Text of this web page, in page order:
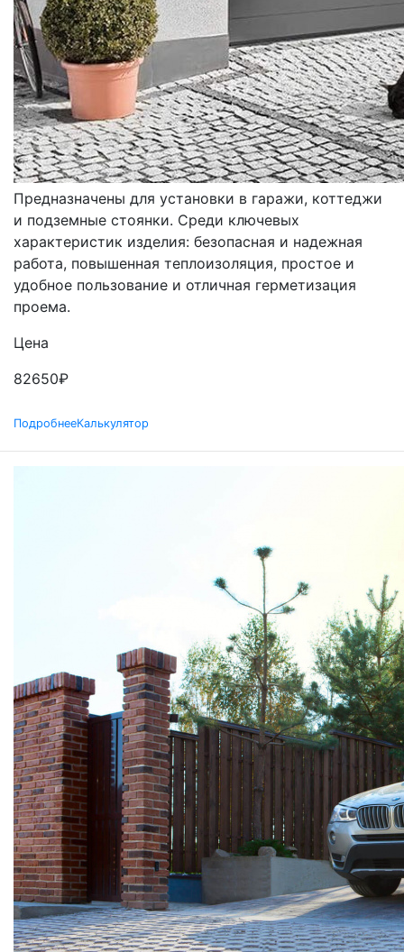
ВОРОТА
ГАРАЖНЫЕ
Предназначены для установки в гаражи, коттеджи
и подземные стоянки. Среди ключевых
характеристик изделия: безопасная и надежная
работа, повышенная теплоизоляция, простое и
удобное пользование и отличная герметизация
проема.
Цена
82650₽
ПодробнееКалькулятор
ВОРОТА